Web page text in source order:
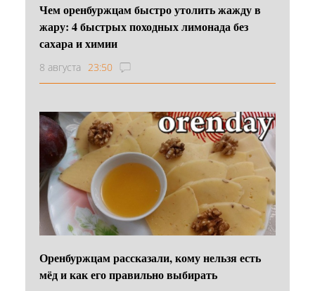
Чем оренбуржцам быстро утолить жажду в
жару: 4 быстрых походных лимонада без
сахара и химии
8 августа 23:50
Оренбуржцам рассказали, кому нельзя есть
мёд и как его правильно выбирать